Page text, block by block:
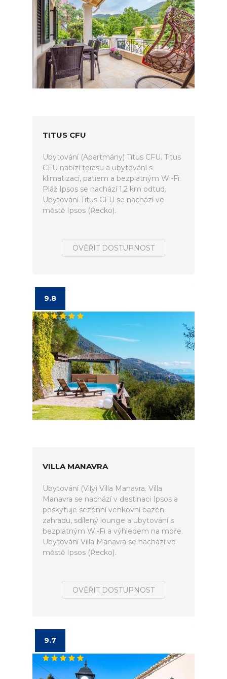
TITUS CFU
Ubytování (Apartmány) Titus CFU. Titus
CFU nabízí terasu a ubytování s
klimatizací, patiem a bezplatným Wi-Fi.
Pláž Ipsos se nachází 1,2 km odtud.
Ubytování Titus CFU se nachází ve
městě Ipsos (Řecko).
OVĚŘIT DOSTUPNOST
9.8
VILLA MANAVRA
Ubytování (Vily) Villa Manavra. Villa
Manavra se nachází v destinaci Ipsos a
poskytuje sezónní venkovní bazén,
zahradu, sdílený lounge a ubytování s
bezplatným Wi-Fi a výhledem na moře.
Ubytování Villa Manavra se nachází ve
městě Ipsos (Řecko).
OVĚŘIT DOSTUPNOST
9.7